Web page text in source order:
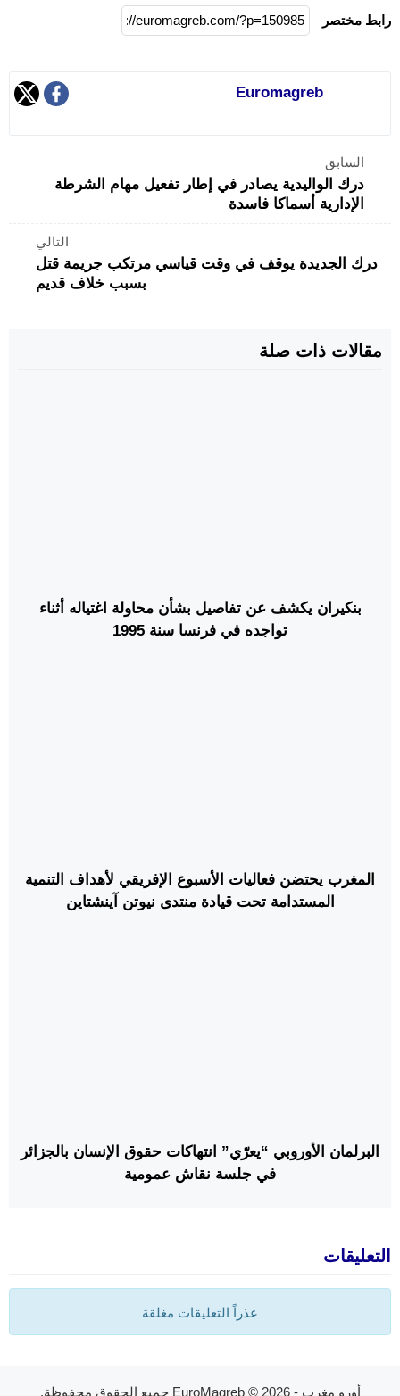
رابط مختصر
Euromagreb
السابق
درك الواليدية يصادر في إطار تفعيل مهام الشرطة
الإدارية أسماكا فاسدة
التالي
درك الجديدة يوقف في وقت قياسي مرتكب جريمة قتل
بسبب خلاف قديم
مقالات ذات صلة
بنكيران يكشف عن تفاصيل بشأن محاولة اغتياله أثناء
تواجده في فرنسا سنة 1995
المغرب يحتضن فعاليات الأسبوع الإفريقي لأهداف التنمية
المستدامة تحت قيادة منتدى نيوتن آينشتاين
البرلمان الأوروبي “يعرّي” انتهاكات حقوق الإنسان بالجزائر
في جلسة نقاش عمومية
التعليقات
عذراً التعليقات مغلقة
أورو مغرب - EuroMagreb© 2026 جميع الحقوق محفوظة.